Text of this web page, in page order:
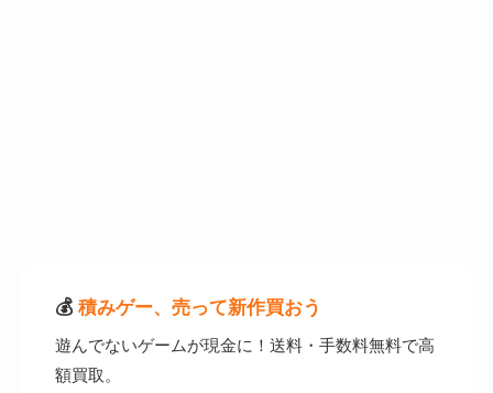
💰積みゲー、売って新作買おう
遊んでないゲームが現金に！送料・手数料無料で高
額買取。